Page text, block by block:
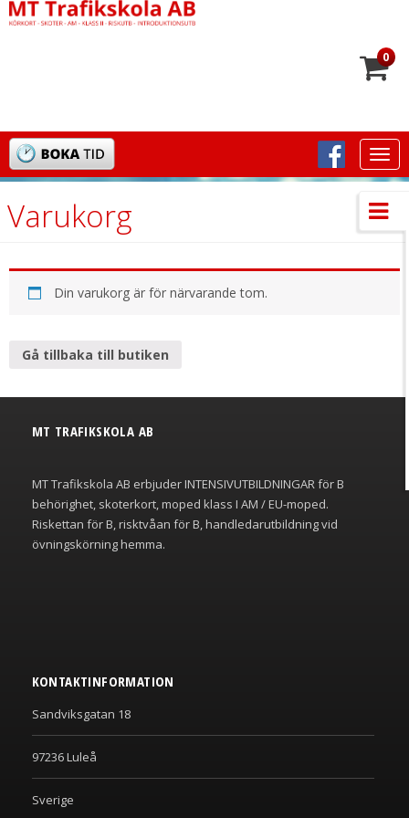
0
Varukorg
Din varukorg är för närvarande tom.
Gå tillbaka till butiken
MT TRAFIKSKOLA AB
MT Trafikskola AB erbjuder INTENSIVUTBILDNINGAR för B
behörighet, skoterkort, moped klass I AM / EU-moped.
Riskettan för B, risktvåan för B, handledarutbildning vid
övningskörning hemma.
KONTAKTINFORMATION
Sandviksgatan 18
97236 Luleå
Sverige